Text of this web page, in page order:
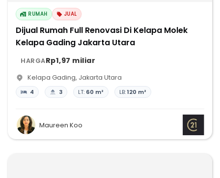
RUMAH JUAL
Dijual Rumah Full Renovasi Di Kelapa Molek
Kelapa Gading Jakarta Utara
HARGARp1,97 miliar
Kelapa Gading, Jakarta Utara
4 3 LT: 60 m² LB:120 m²
Maureen Koo